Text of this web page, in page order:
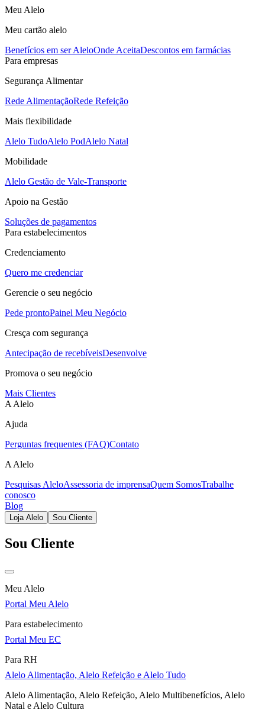
Meu Alelo
Meu cartão alelo
Benefícios em ser AleloOnde AceitaDescontos em farmácias
Para empresas
Segurança Alimentar
Rede AlimentaçãoRede Refeição
Mais flexibilidade
Alelo TudoAlelo PodAlelo Natal
Mobilidade
Alelo Gestão de Vale-Transporte
Apoio na Gestão
Soluções de pagamentos
Para estabelecimentos
Credenciamento
Quero me credenciar
Gerencie o seu negócio
Pede prontoPainel Meu Negócio
Cresça com segurança
Antecipação de recebíveisDesenvolve
Promova o seu negócio
Mais Clientes
A Alelo
Ajuda
Perguntas frequentes (FAQ)Contato
A Alelo
Pesquisas AleloAssessoria de imprensaQuem SomosTrabalhe
conosco
Blog
Loja Alelo Sou Cliente
Sou Cliente
Meu Alelo
Portal Meu Alelo
Para estabelecimento
Portal Meu EC
Para RH
Alelo Alimentação, Alelo Refeição e Alelo Tudo
Alelo Alimentação, Alelo Refeição, Alelo Multibenefícios, Alelo
Natal e Alelo Cultura